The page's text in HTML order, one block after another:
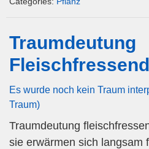
Traumdeutung
Es wurde noch kein Traum
Traum)
Traumdeutung
sie erwärmen sich langsam